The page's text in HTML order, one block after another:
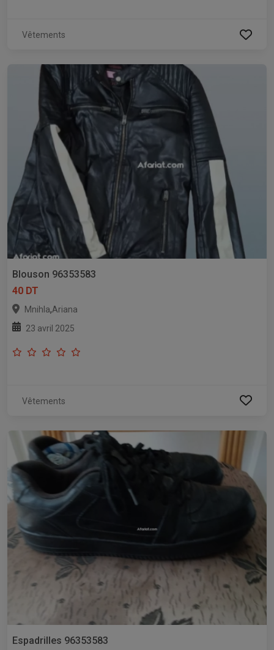
Vêtements
Blouson 96353583
40 DT
Mnihla,Ariana
23 avril 2025
Vêtements
Espadrilles 96353583